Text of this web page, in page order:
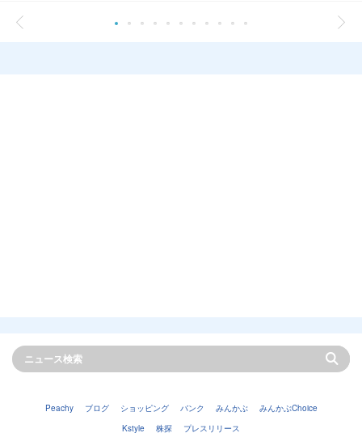
Peachy ブログ ショッピング バンク みんかぶ
みんかぶChoice
Kstyle
株探 プレスリリース